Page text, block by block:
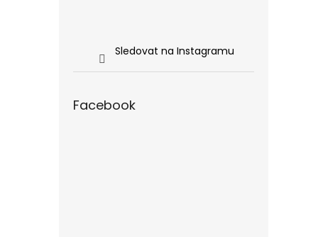
Sledovat na Instagramu
Facebook